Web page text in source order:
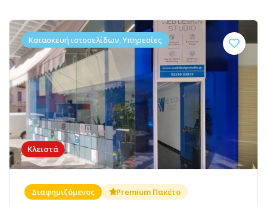
Κλειστά
Κατασκευή ιστοσελίδων, Υπηρεσίες
Διαφημιζόμενος Premium Πακέτο